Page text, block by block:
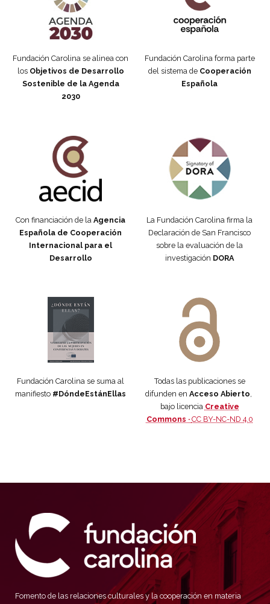
Fundación Carolina se alinea con
los Objetivos de Desarrollo
Sostenible de la Agenda
2030
Fundación Carolina forma parte
del sistema de Cooperación
Española
Con financiación de la Agencia
Española de Cooperación
Internacional para el
Desarrollo
La Fundación Carolina firma la
Declaración de San Francisco
sobre la evaluación de la
investigación DORA
Fundación Carolina se suma al
manifiesto #DóndeEstánEllas
Todas las publicaciones se
difunden en Acceso Abierto,
bajo licencia Creative
Commons · CC BY-NC-ND 4.0
Fomento de las relaciones culturales y la cooperación en materia